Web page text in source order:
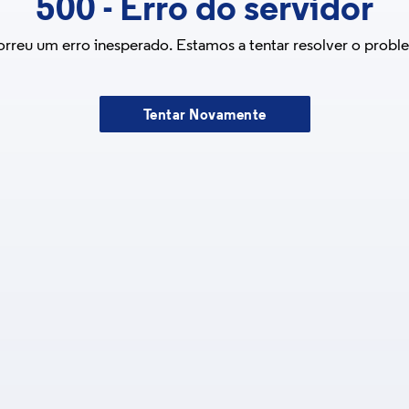
500 - Erro do servidor
um erro inesperado. Estamos a tentar resolver o
Tentar Novamente